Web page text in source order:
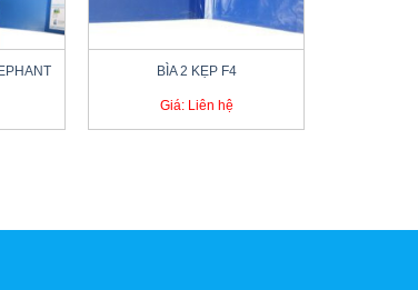
BÌA 2 KẸP F4
Giá: Liên hệ